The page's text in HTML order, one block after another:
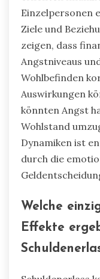
Einzelpersonen
Ziele und
zeigen, dass
Angstniveaus
Wohlbefinden
Auswirkungen
könnten Angst
Wohlstand
Dynamiken ist
durch die
Welche
Effekte